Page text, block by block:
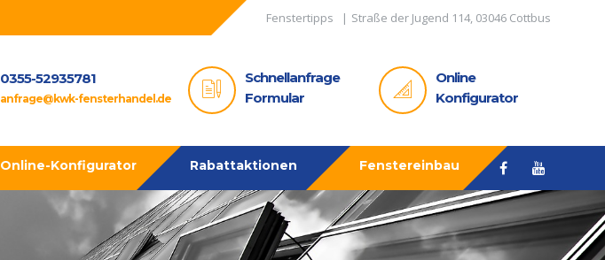
Fenstertipps
0355-52935781
anfrage@kwk-fensterhandel.de
Schnellanfrage
Formular
Online
Konfigurator
Online-Konfigurator Rabattaktionen Fenstereinbau